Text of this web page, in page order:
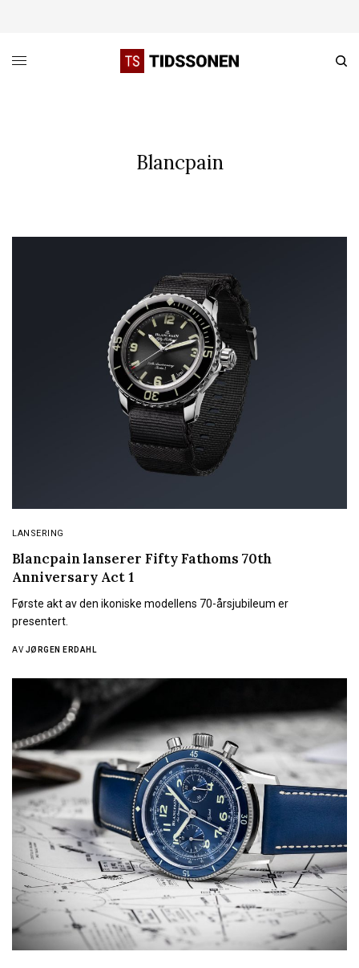
Blancpain
LANSERING
Blancpain lanserer Fifty Fathoms 70th
Anniversary Act 1
Første akt av den ikoniske modellens 70-årsjubileum er
presentert.
AV JØRGEN ERDAHL